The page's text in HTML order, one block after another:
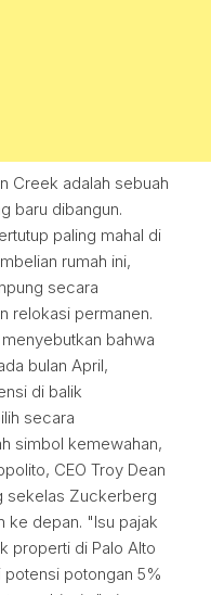
Creek adalah sebuah
baru dibangun.
paling mahal di
rumah ini,
secara
relokasi permanen.
bahwa
bulan April,
di balik
secara
simbol kemewahan,
CEO Troy Dean
sekelas Zuckerberg
ke depan. "Isu pajak
properti di Palo Alto
potensi potongan 5%